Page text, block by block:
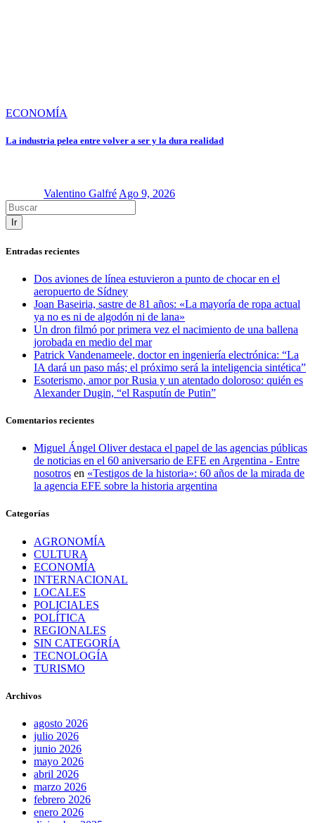
ECONOMÍA
La industria pelea entre volver a ser y la dura realidad
Valentino GalfréAgo 9, 2026
Ir
Entradas recientes
Dos aviones de línea estuvieron a punto de chocar en el
aeropuerto de Sídney
Joan Baseiria, sastre de 81 años: «La mayoría de ropa actual
ya no es ni de algodón ni de lana»
Un dron filmó por primera vez el nacimiento de una ballena
jorobada en medio del mar
Patrick Vandenameele, doctor en ingeniería electrónica: “La
IA dará un paso más; el próximo será la inteligencia sintética”
Esoterismo, amor por Rusia y un atentado doloroso: quién es
Alexander Dugin, “el Rasputín de Putin”
Comentarios recientes
Miguel Ángel Oliver destaca el papel de las agencias públicas
de noticias en el 60 aniversario de EFE en Argentina - Entre
nosotros en «Testigos de la historia»: 60 años de la mirada de
la agencia EFE sobre la historia argentina
Categorías
AGRONOMÍA
CULTURA
ECONOMÍA
INTERNACIONAL
LOCALES
POLICIALES
POLÍTICA
REGIONALES
SIN CATEGORÍA
TECNOLOGÍA
TURISMO
Archivos
agosto 2026
julio 2026
junio 2026
mayo 2026
abril 2026
marzo 2026
febrero 2026
enero 2026